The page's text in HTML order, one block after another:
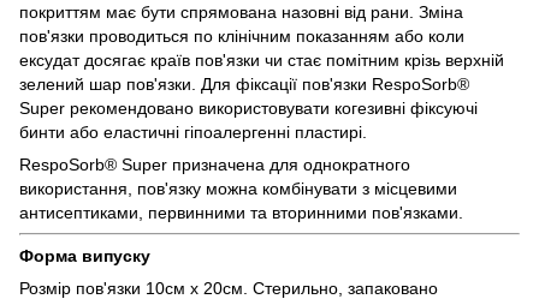
покриттям має бути спрямована назовні від рани. Зміна
пов'язки проводиться по клінічним показанням або коли
ексудат досягає країв пов'язки чи стає помітним крізь верхній
зелений шар пов'язки. Для фіксації пов'язки RespoSorb®
Super рекомендовано використовувати когезивні фіксуючі
бинти або еластичні гіпоалергенні пластирі.
RespoSorb® Super призначена для однократного
використання, пов'язку можна комбінувати з місцевими
антисептиками, первинними та вторинними пов'язками.
Форма випуску
Розмір пов'язки 10см х 20см. Стерильно, запаковано